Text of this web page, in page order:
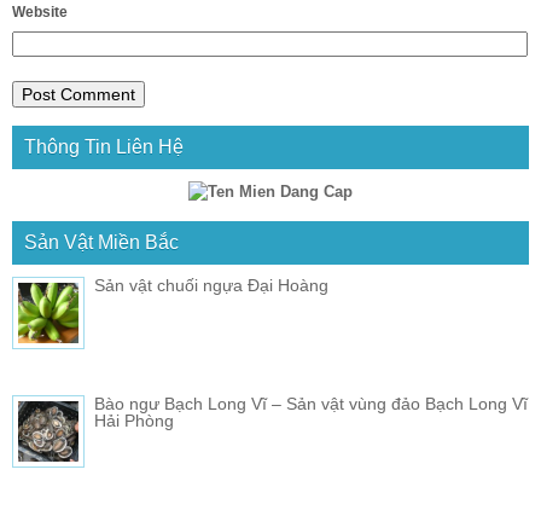
Website
Thông Tin Liên Hệ
Sản Vật Miền Bắc
Sản vật chuối ngựa Đại Hoàng
Bào ngư Bạch Long Vĩ – Sản vật vùng đảo Bạch Long Vĩ
Hải Phòng